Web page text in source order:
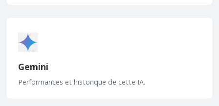
Gemini
Performances et historique de cette IA.